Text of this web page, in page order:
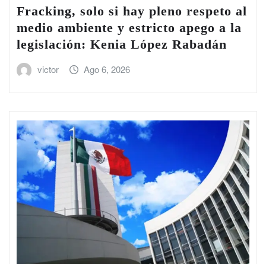
Fracking, solo si hay pleno respeto al
medio ambiente y estricto apego a la
legislación: Kenia López Rabadán
victor Ago 6, 2026